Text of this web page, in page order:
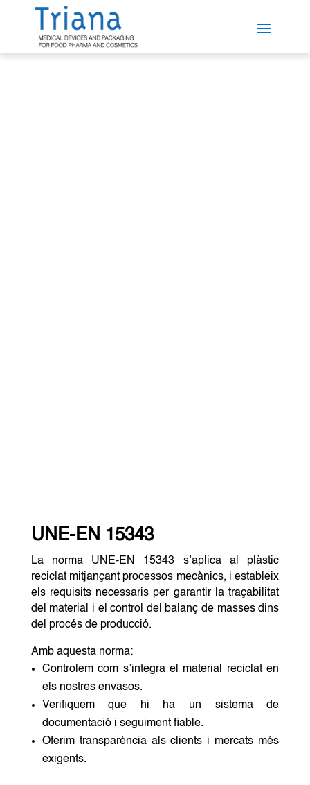
UNE-EN 15343
La norma UNE-EN 15343 s’aplica al plàstic
reciclat mitjançant processos mecànics, i estableix
els requisits necessaris per garantir la traçabilitat
del material i el control del balanç de masses dins
del procés de producció.
Amb aquesta norma:
Controlem com s’integra el material reciclat en
els nostres envasos.
Verifiquem que hi ha un sistema de
documentació i seguiment fiable.
Oferim transparència als clients i mercats més
exigents.